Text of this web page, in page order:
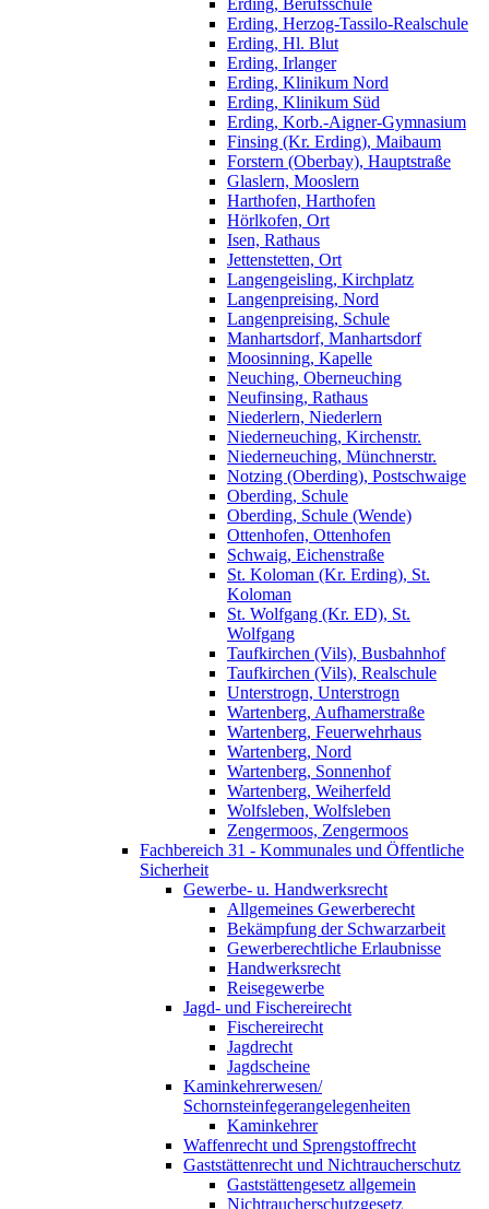
Erding, Berufsschule
Erding, Herzog-Tassilo-Realschule
Erding, Hl. Blut
Erding, Irlanger
Erding, Klinikum Nord
Erding, Klinikum Süd
Erding, Korb.-Aigner-Gymnasium
Finsing (Kr. Erding), Maibaum
Forstern (Oberbay), Hauptstraße
Glaslern, Mooslern
Harthofen, Harthofen
Hörlkofen, Ort
Isen, Rathaus
Jettenstetten, Ort
Langengeisling, Kirchplatz
Langenpreising, Nord
Langenpreising, Schule
Manhartsdorf, Manhartsdorf
Moosinning, Kapelle
Neuching, Oberneuching
Neufinsing, Rathaus
Niederlern, Niederlern
Niederneuching, Kirchenstr.
Niederneuching, Münchnerstr.
Notzing (Oberding), Postschwaige
Oberding, Schule
Oberding, Schule (Wende)
Ottenhofen, Ottenhofen
Schwaig, Eichenstraße
St. Koloman (Kr. Erding), St.
Koloman
St. Wolfgang (Kr. ED), St.
Wolfgang
Taufkirchen (Vils), Busbahnhof
Taufkirchen (Vils), Realschule
Unterstrogn, Unterstrogn
Wartenberg, Aufhamerstraße
Wartenberg, Feuerwehrhaus
Wartenberg, Nord
Wartenberg, Sonnenhof
Wartenberg, Weiherfeld
Wolfsleben, Wolfsleben
Zengermoos, Zengermoos
Fachbereich 31 - Kommunales und Öffentliche
Sicherheit
Gewerbe- u. Handwerksrecht
Allgemeines Gewerberecht
Bekämpfung der Schwarzarbeit
Gewerberechtliche Erlaubnisse
Handwerksrecht
Reisegewerbe
Jagd- und Fischereirecht
Fischereirecht
Jagdrecht
Jagdscheine
Kaminkehrerwesen/
Schornsteinfegerangelegenheiten
Kaminkehrer
Waffenrecht und Sprengstoffrecht
Gaststättenrecht und Nichtraucherschutz
Gaststättengesetz allgemein
Nichtraucherschutzgesetz